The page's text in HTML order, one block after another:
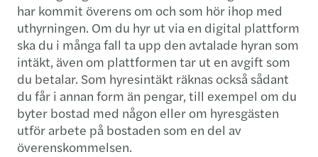
har kommit överens om och som hör ihop med
uthyrningen. Om du hyr ut via en digital plattform
ska du i många fall ta upp den avtalade hyran som
intäkt, även om plattformen tar ut en avgift som
du betalar. Som hyresintäkt räknas också sådant
du får i annan form än pengar, till exempel om du
byter bostad med någon eller om hyresgästen
utför arbete på bostaden som en del av
överenskommelsen.